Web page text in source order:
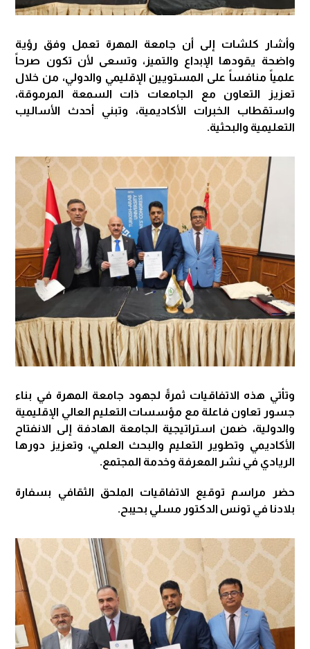
وأشار كلشات إلى أن جامعة المهرة تعمل وفق رؤية
واضحة يقودها الإبداع والتميز، وتسعى لأن تكون صرحاً
علمياً منافساً على المستويين الإقليمي والدولي، من خلال
تعزيز التعاون مع الجامعات ذات السمعة المرموقة،
واستقطاب الخبرات الأكاديمية، وتبني أحدث الأساليب
التعليمية والبحثية.
وتأتي هذه الاتفاقيات ثمرةً لجهود جامعة المهرة في بناء
جسور تعاون فاعلة مع مؤسسات التعليم العالي الإقليمية
والدولية، ضمن استراتيجية الجامعة الهادفة إلى الانفتاح
الأكاديمي وتطوير التعليم والبحث العلمي، وتعزيز دورها
الريادي في نشر المعرفة وخدمة المجتمع.
حضر مراسم توقيع الاتفاقيات الملحق الثقافي بسفارة
بلادنا في تونس الدكتور مسلي بحيبح.